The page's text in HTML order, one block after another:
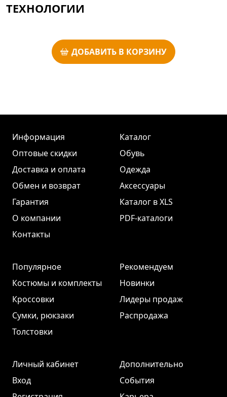
ТЕХНОЛОГИИ
ДОБАВИТЬ В КОРЗИНУ
Информация
Оптовые скидки
Доставка и оплата
Обмен и возврат
Гарантия
О компании
Контакты
Каталог
Обувь
Одежда
Аксессуары
Каталог в XLS
PDF-каталоги
Популярное
Костюмы и комплекты
Кроссовки
Сумки, рюкзаки
Толстовки
Рекомендуем
Новинки
Лидеры продаж
Распродажа
Личный кабинет
Вход
Дополнительно
События